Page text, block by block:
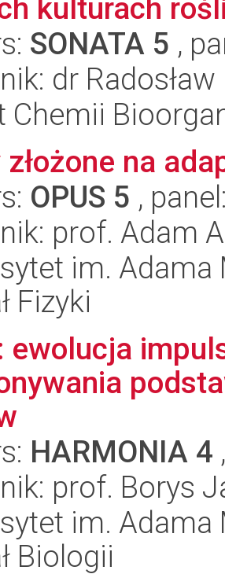
kulturach
SONATA 5 ,
dr
Chemii
złożone na
OPUS 5 ,
prof. Adam
im.
Fizyki
ewolucja
HARMONIA 4
prof. Borys
im.
Biologii